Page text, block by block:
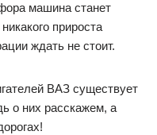
машина станет
прироста
ждать не стоит.
ВАЗ существует
о них расскажем, а